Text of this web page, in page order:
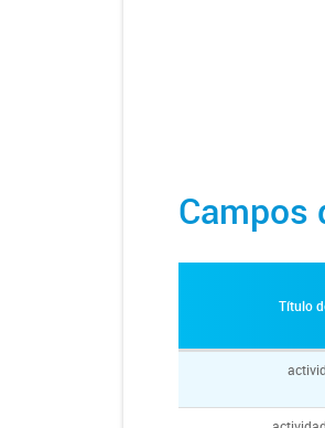
Campos
Título